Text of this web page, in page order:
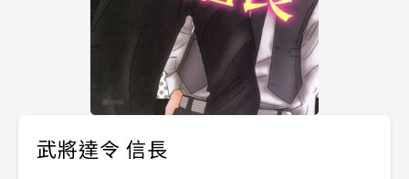
武將達令 信長